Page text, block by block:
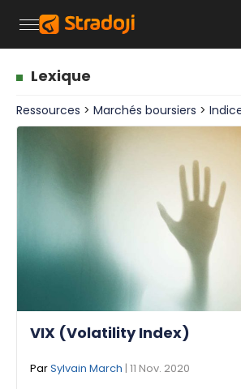
Lexique
Ressources > Marchés boursiers >
VIX (Volatility Index)
ParSylvain March | 11 Nov. 2020